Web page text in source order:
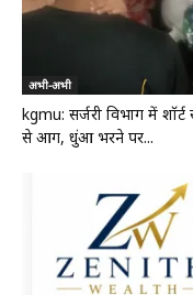
अभी-अभी
kgmu: सर्जरी विभाग में शॉर्ट
से आग, धुंआ भरने पर...